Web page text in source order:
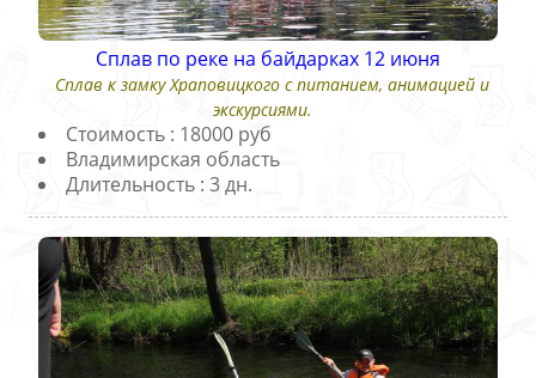
Сплав по реке на байдарках 12 июня
Сплав к замку Храповицкого с питанием, анимацией и
экскурсиями.
Стоимость : 18000 руб
Владимирская область
Длительность : 3 дн.